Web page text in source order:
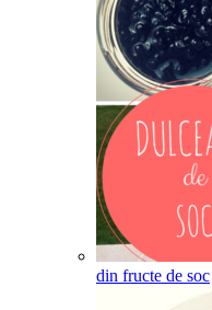
din fructe de soc